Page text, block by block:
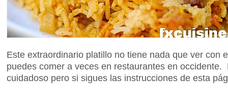
Este extraordinario platillo no tiene nada que ver con
puedes comer a veces en restaurantes en
cuidadoso pero si sigues las instrucciones de esta